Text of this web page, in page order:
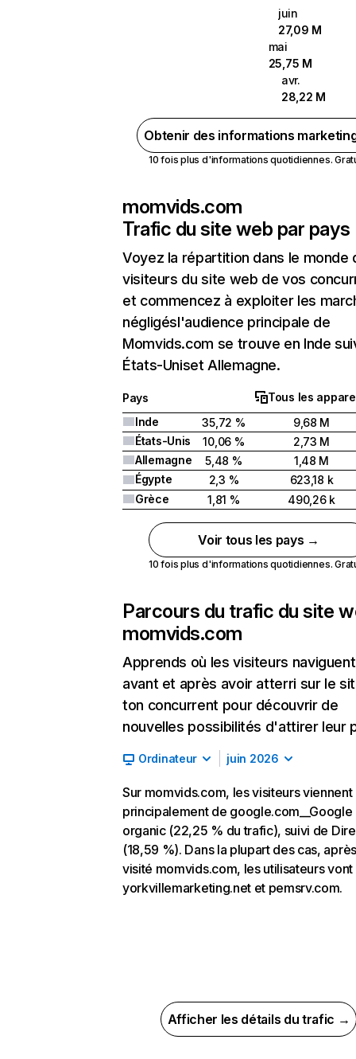
juin
27,09 M
mai
25,75 M
avr.
28,22 M
Obtenir des informations
10 fois plus d'informations quotidiennes.
momvids.com
Trafic du site web par pays
Voyez la répartition dans le monde
visiteurs du site web de vos
et commencez à exploiter les
négligésl'audience principale de
Momvids.com se trouve en Inde
États-Uniset Allemagne.
Pays
Tous les
Inde
35,72 %
9,68 M
États-Unis
10,06 %
2,73 M
Allemagne
5,48 %
1,48 M
Égypte
2,3 %
623,18 k
Grèce
1,81 % 490,26 k
Voir tous les pays →
10 fois plus d'informations quotidiennes.
Parcours du trafic du site
momvids.com
Apprends où les visiteurs naviguent
avant et après avoir atterri sur le
ton concurrent pour découvrir de
nouvelles possibilités d'attirer leur
Ordinateur juin 2026
Sur momvids.com, les visiteurs viennent
principalement de google.com__Google
organic (22,25 % du trafic), suivi de
(18,59 %). Dans la plupart des cas,
visité momvids.com, les utilisateurs vont
yorkvillemarketing.net et pemsrv.com.
Afficher les détails du trafic →